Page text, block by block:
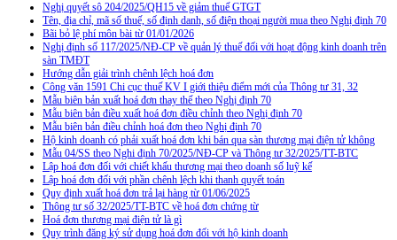
Nghị quyết sô 204/2025/QH15 về giảm thuế GTGT
Tên, địa chỉ, mã số thuế, số định danh, số điện thoại người mua theo Nghị định 70
Bãi bỏ lệ phí môn bài từ 01/01/2026
Nghị định số 117/2025/NĐ-CP về quản lý thuế đối với hoạt động kinh doanh trên
sàn TMĐT
Hướng dẫn giải trình chênh lệch hoá đơn
Công văn 1591 Chi cục thuế KV I giới thiệu điểm mới của Thông tư 31, 32
Mẫu biên bản xuất hoá đơn thay thế theo Nghị định 70
Mẫu biên bản điều xuất hoá đơn điều chỉnh theo Nghị định 70
Mẫu biên bản điều chỉnh hoá đơn theo Nghị định 70
Hộ kinh doanh có phải xuất hoá đơn khi bán qua sàn thương mại điện tử không
Mẫu 04/SS theo Nghi định 70/2025/NĐ-CP và Thông tư 32/2025/TT-BTC
Lập hoá đơn đối với chiết khấu thương mại theo doanh số luỹ kế
Lập hoá đơn đối với phần chênh lệch khi thanh quyết toán
Quy định xuất hoá đơn trả lại hàng từ 01/06/2025
Thông tư số 32/2025/TT-BTC về hoá đơn chứng từ
Hoá đơn thương mại điện tử là gì
Quy trình đăng ký sử dụng hoá đơn đối với hộ kinh doanh